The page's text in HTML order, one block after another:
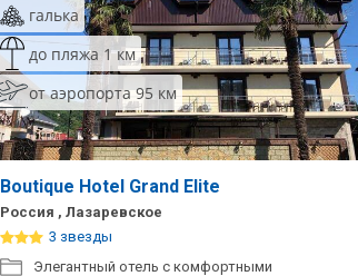
галька
до пляжа 1 км
от аэропорта 95 км
Boutique Hotel Grand Elite
Россия , Лазаревское
3 звезды
Элегантный отель с комфортными